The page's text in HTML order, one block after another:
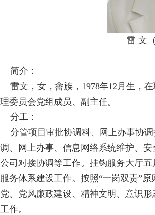
雷 文
简介 ：
雷文，女，畲族，1978年12月生，
理委员会党组成员、副主任。
分工：
分管项目审批协调科、网上办事协
调、网上办事、信息网络系统维护、
公司对接协调等工作。挂钩服务大厅
服务体系建设工作。按照“一岗双责”
党、党风廉政建设、精神文明、意识
工作。